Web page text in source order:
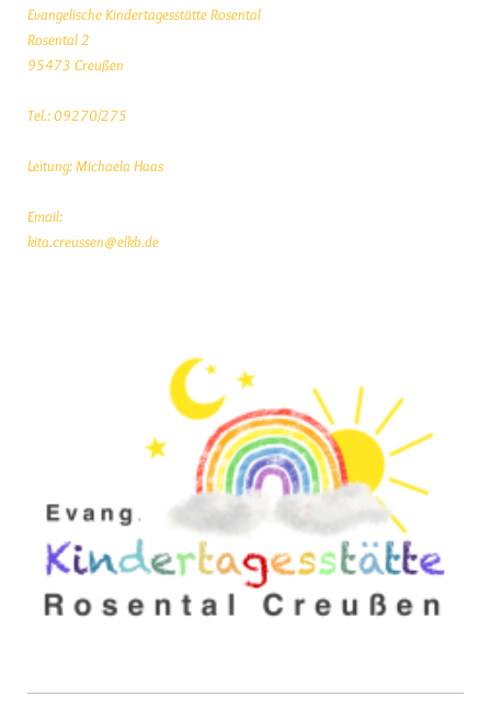
Evangelische Kindertagesstätte Rosental
Rosental 2
95473 Creußen
Tel.: 09270/275
Leitung: Michaela Haas
Email:
kita.creussen@elkb.de